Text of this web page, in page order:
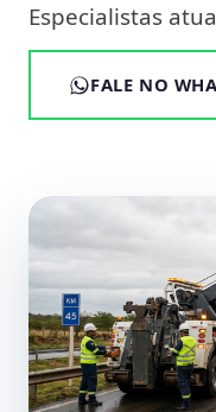
Especialistas
FALE NO